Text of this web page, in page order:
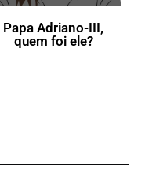
Papa Adriano-III,
quem foi ele?